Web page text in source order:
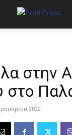
στην
στο
2022